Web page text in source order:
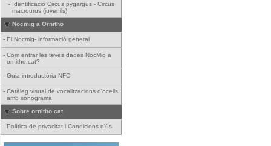
- Identificació Circus pygargus - Circus
macrourus (juvenils)
Nocmig a Ornitho
- El Nocmig- informació general
- Com entrar les teves dades NocMig a
ornitho.cat?
- Guia introductòria NFC
- Catàleg visual de vocalitzacions d'ocells
amb sonograma
Sobre ornitho.cat
- Política de privacitat i Condicions d'ús